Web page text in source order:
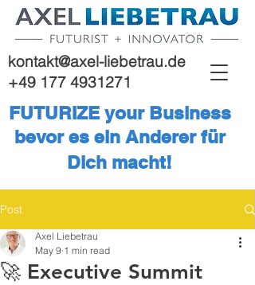
kontakt@axel-liebetrau.de
+49 177 4931271
FUTURIZE your Business
bevor es ein Anderer für
Dich macht!
Post
🚀 Executive Summit
Axel Liebetrau
May 9 1 min read